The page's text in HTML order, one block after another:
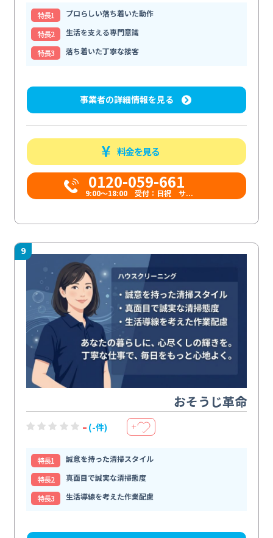
特⻑1
プロらしい落ち着いた動作
特⻑2
生活を支える専門意識
特⻑3
落ち着いた丁寧な接客
事業者の詳細情報を見る
料金を見る
0120-059-661
9:00〜18:00 受付：日祝 サ...
9
おそうじ革命
- (-件) ＋
特⻑1
誠意を持った清掃スタイル
特⻑2
真面目で誠実な清掃態度
特⻑3
生活導線を考えた作業配慮